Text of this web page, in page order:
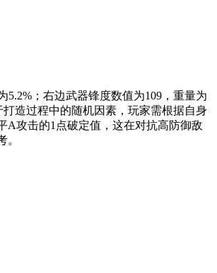
；右边武器锋度数值为109，重量为
造过程中的随机因素，玩家需根据自身
A攻击的1点破定值，这在对抗高防御敌